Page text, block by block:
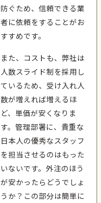
防ぐため、信頼できる業
者に依頼をすることがお
すすめです。
また、コストも、弊社は
人数スライド制を採用し
ているため、受け入れ人
数が増えれば増えるほ
ど、単価が安くなりま
す。管理部署に、貴重な
日本人の優秀なスタッフ
を担当させるのはもった
いないです。外注のほう
が安かったらどうでしょ
うか？この部分は簡単に